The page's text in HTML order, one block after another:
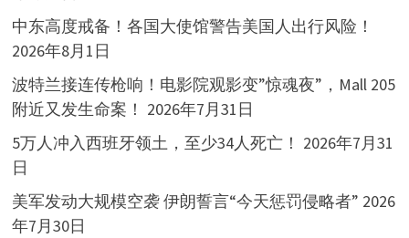
中东高度戒备！各国大使馆警告美国人出行风险！
2026年8月1日
波特兰接连传枪响！电影院观影变”惊魂夜”，Mall 205
附近又发生命案！ 2026年7月31日
5万人冲入西班牙领土，至少34人死亡！ 2026年7月31
日
美军发动大规模空袭 伊朗誓言“今天惩罚侵略者” 2026
年7月30日